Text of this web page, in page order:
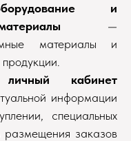
и
—
материалы и
личный кабинет
информации
специальных
размещения заказов